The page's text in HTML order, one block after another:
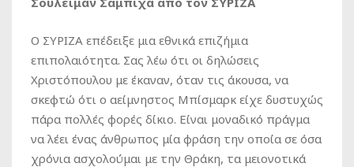
Ο ΣΥΡΙΖΑ επέδειξε μια εθνικά επιζήμια
επιπολαιότητα. Σας λέω ότι οι δηλώσεις
Χριστόπουλου με έκαναν, όταν τις άκουσα, να
σκεφτώ ότι ο αείμνηστος Μπίσμαρκ είχε δυστυχώς
πάρα πολλές φορές δίκιο. Είναι μοναδικό πράγμα
να λέει ένας άνθρωπος μία φράση την οποία σε όσα
χρόνια ασχολούμαι με την Θράκη, τα μειονοτικά